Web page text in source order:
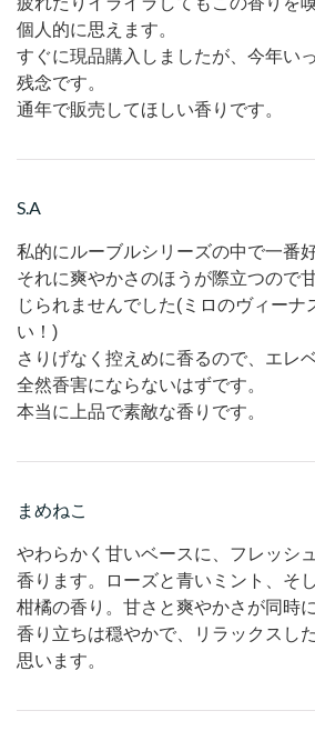
個人的に思えます。
すぐに現品購入しましたが、今年い
残念です。
通年で販売してほしい香りです。
S.A
私的にルーブルシリーズの中で一番
それに爽やかさのほうが際立つので
じられませんでした(ミロのヴィーナ
い！)
さりげなく控えめに香るので、エレ
全然香害にならないはずです。
本当に上品で素敵な香りです。
まめねこ
やわらかく甘いベースに、フレッシ
香ります。ローズと青いミント、そ
柑橘の香り。甘さと爽やかさが同時
香り立ちは穏やかで、リラックスし
思います。